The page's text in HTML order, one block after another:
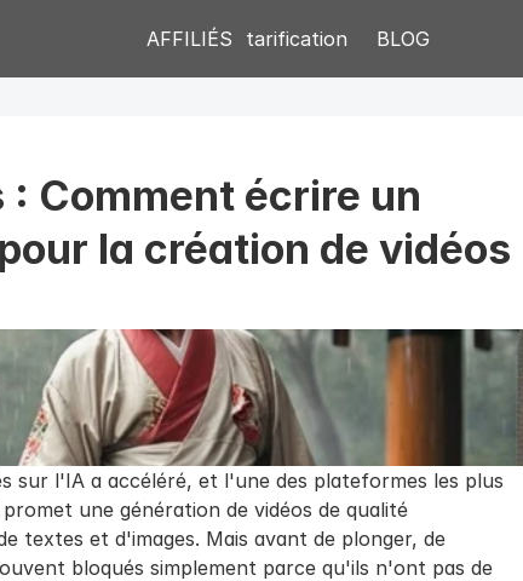
AFFILIÉS tarification BLOG
: Comment écrire un
la création de vidéos
sur l'IA a accéléré, et l'une des plateformes les plus
une génération de vidéos de qualité
textes et d'images. Mais avant de plonger, de
bloqués simplement parce qu'ils n'ont pas de